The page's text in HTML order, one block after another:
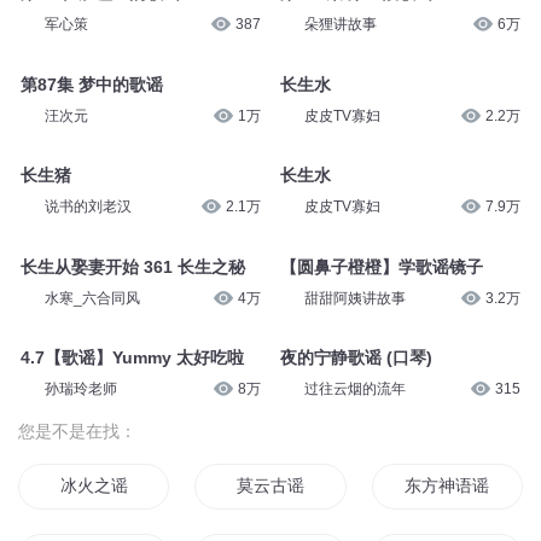
军心策 387
第87集 梦中的歌谣
汪次元 1万
长生猪
说书的刘老汉 2.1万
长生从娶妻开始 361 长生之秘
水寒_六合同风 4万
4.7【歌谣】Yummy 太好吃啦
孙瑞玲老师 8万
朵狸讲故事 6万
长生水
皮皮TV寡妇 2.2万
长生水
皮皮TV寡妇 7.9万
【圆鼻子橙橙】学歌谣镜子
甜甜阿姨讲故事 3.2万
夜的宁静歌谣 (口琴)
过往云烟的流年 315
您是不是在找：
冰火之谣 莫云古谣 东方神语谣